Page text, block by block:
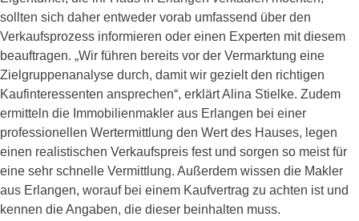
sollten sich daher entweder vorab umfassend über den
Verkaufsprozess informieren oder einen Experten mit diesem
beauftragen. „Wir führen bereits vor der Vermarktung eine
Zielgruppenanalyse durch, damit wir gezielt den richtigen
Kaufinteressenten ansprechen“, erklärt Alina Stielke. Zudem
ermitteln die Immobilienmakler aus Erlangen bei einer
professionellen Wertermittlung den Wert des Hauses, legen
einen realistischen Verkaufspreis fest und sorgen so meist für
eine sehr schnelle Vermittlung. Außerdem wissen die Makler
aus Erlangen, worauf bei einem Kaufvertrag zu achten ist und
kennen die Angaben, die dieser beinhalten muss.